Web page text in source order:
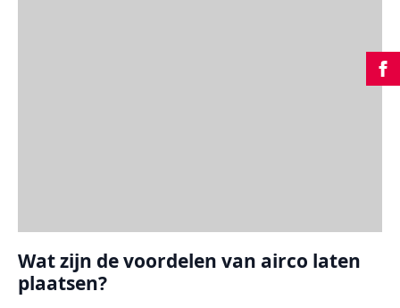
Wat zijn de voordelen van airco laten
plaatsen?